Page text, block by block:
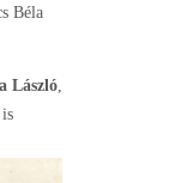
Béla
László